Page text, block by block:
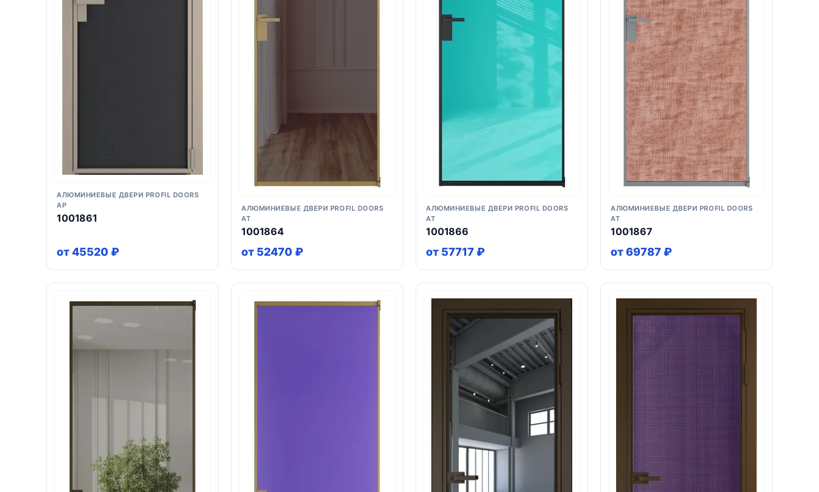
АЛЮМИНИЕВЫЕ ДВЕРИ PROFIL DOORS
AP
1001861
от 45520 ₽
АЛЮМИНИЕВЫЕ ДВЕРИ PROFIL DOORS
AT
1001864
от 52470 ₽
АЛЮМИНИЕВЫЕ ДВЕРИ PROFIL DOORS
AT
1001866
от 57717 ₽
АЛЮМИНИЕВЫЕ ДВЕРИ PROFIL DOORS
AT
1001867
от 69787 ₽